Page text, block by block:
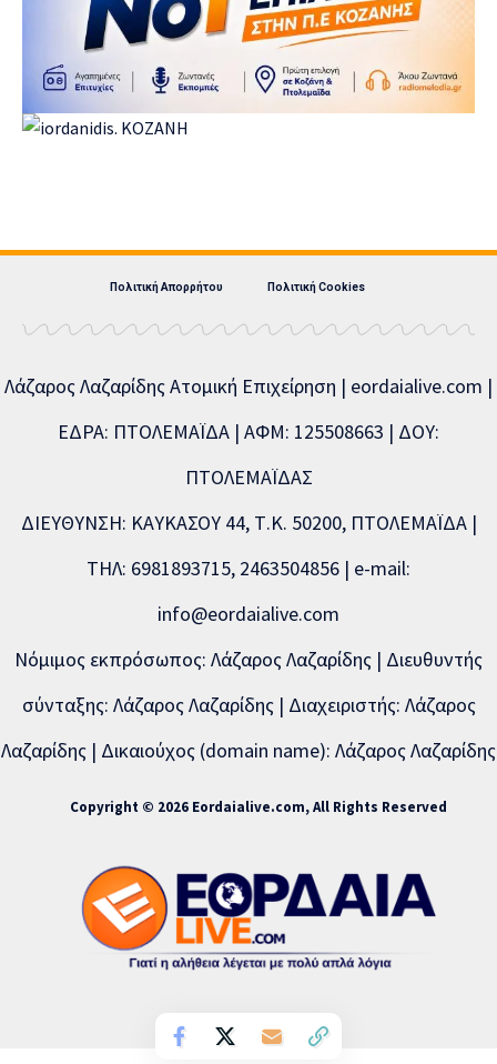
Πολιτική Απορρήτου Πολιτική Cookies
Λάζαρος Λαζαρίδης Ατομική Επιχείρηση | eordaialive.com |
ΕΔΡΑ: ΠΤΟΛΕΜΑΪΔΑ | ΑΦΜ: 125508663 | ΔΟΥ:
ΠΤΟΛΕΜΑΪΔΑΣ
ΔΙΕΥΘΥΝΣΗ: ΚΑΥΚΑΣΟΥ 44, Τ.Κ. 50200, ΠΤΟΛΕΜΑΪΔΑ |
ΤΗΛ: 6981893715, 2463504856 | e-mail:
info@eordaialive.com
Νόμιμος εκπρόσωπος: Λάζαρος Λαζαρίδης | Διευθυντής
σύνταξης: Λάζαρος Λαζαρίδης | Διαχειριστής: Λάζαρος
Λαζαρίδης | Δικαιούχος (domain name): Λάζαρος Λαζαρίδης
Copyright © 2026 Eordaialive.com, All Rights Reserved